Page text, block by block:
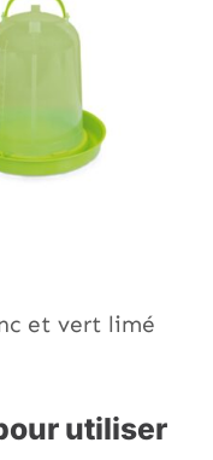
et vert limé
utiliser